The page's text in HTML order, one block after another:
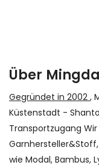
Über
Gegründet in 2002 ,
Küstenstadt -
Transportzugang
wie Modal, Bambus,